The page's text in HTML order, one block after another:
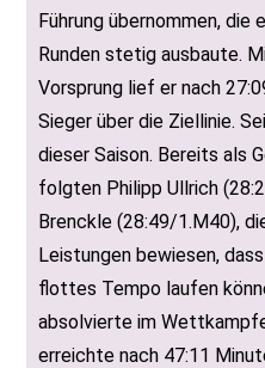
Führung übernommen,
Runden stetig ausbaute.
Vorsprung lief er nach
Sieger über die Ziellinie.
dieser Saison. Bereits als
folgten Philipp Ullrich
Brenckle (28:49/1.M40),
Leistungen bewiesen,
flottes Tempo laufen
absolvierte im
erreichte nach 47:11